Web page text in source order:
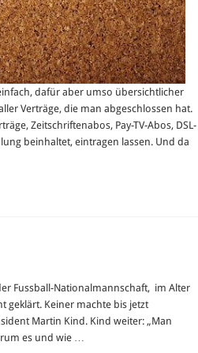
dafür aber umso übersichtlicher
Verträge, die man abgeschlossen hat.
Zeitschriftenabos, Pay-TV-Abos, DSL-
beinhaltet, eintragen lassen. Und da
Fussball-Nationalmannschaft, im Alter
geklärt. Keiner machte bis jetzt
Martin Kind. Kind weiter: „Man
es und wie …